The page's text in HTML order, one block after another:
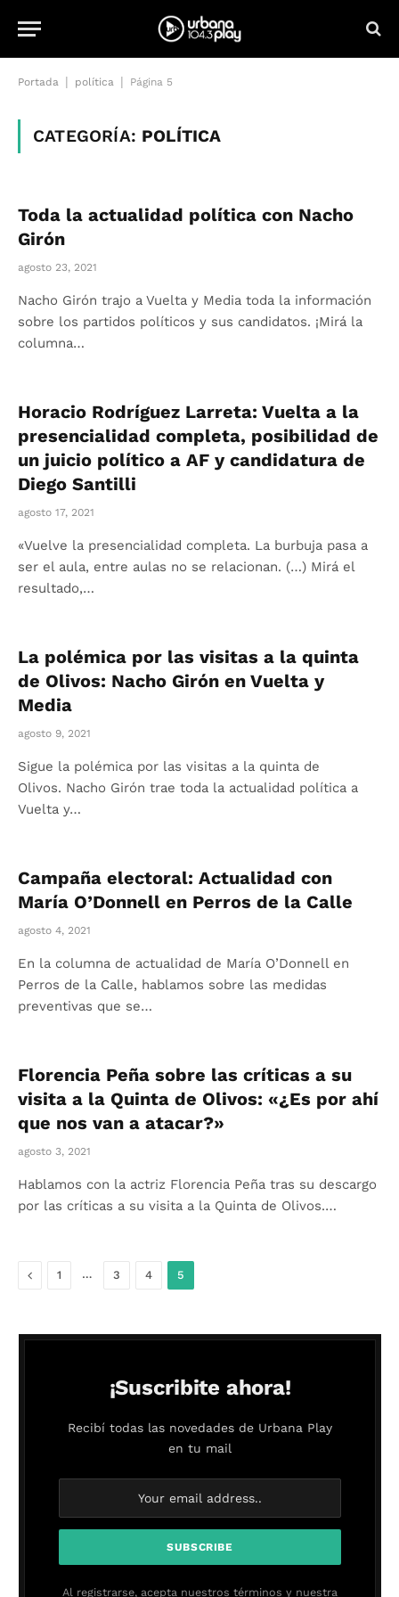
Portada política Página 5
CATEGORÍA: POLÍTICA
Toda la actualidad política con Nacho
Girón
agosto 23, 2021
Nacho Girón trajo a Vuelta y Media toda la información
sobre los partidos políticos y sus candidatos. ¡Mirá la
columna…
Horacio Rodríguez Larreta: Vuelta a la
presencialidad completa, posibilidad de
un juicio político a AF y candidatura de
Diego Santilli
agosto 17, 2021
«Vuelve la presencialidad completa. La burbuja pasa a
ser el aula, entre aulas no se relacionan. (…) Mirá el
resultado,…
La polémica por las visitas a la quinta
de Olivos: Nacho Girón en Vuelta y
Media
agosto 9, 2021
Sigue la polémica por las visitas a la quinta de
Olivos. Nacho Girón trae toda la actualidad política a
Vuelta y…
Campaña electoral: Actualidad con
María O’Donnell en Perros de la Calle
agosto 4, 2021
En la columna de actualidad de María O’Donnell en
Perros de la Calle, hablamos sobre las medidas
preventivas que se…
Florencia Peña sobre las críticas a su
visita a la Quinta de Olivos: «¿Es por ahí
que nos van a atacar?»
agosto 3, 2021
Hablamos con la actriz Florencia Peña tras su descargo
por las críticas a su visita a la Quinta de Olivos.…
Anterior
1 … 3 4 5
¡Suscribite ahora!
Recibí todas las novedades de Urbana Play
en tu mail
Al registrarse, acepta nuestros términos y nuestra